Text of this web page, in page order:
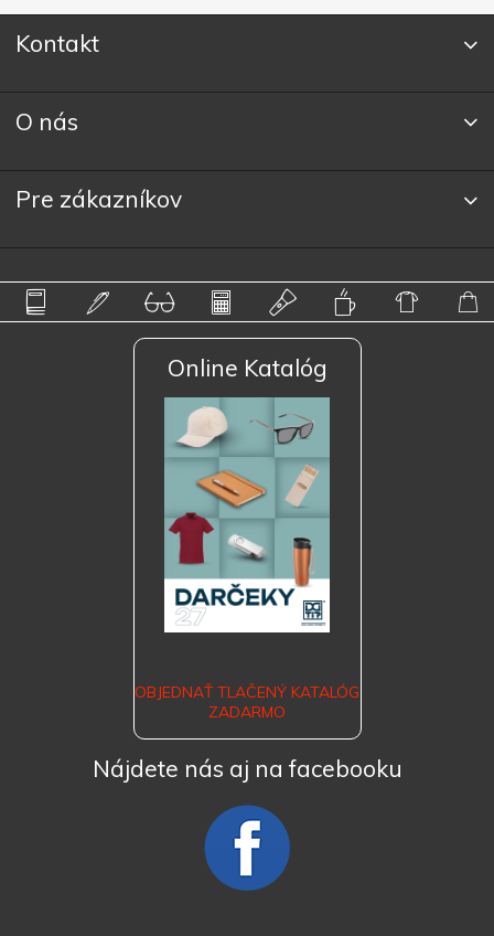
Kontakt
O nás
Pre zákazníkov
Online Katalóg
OBJEDNAŤ TLAČENÝ KATALÓG
ZADARMO
Nájdete nás aj na facebooku